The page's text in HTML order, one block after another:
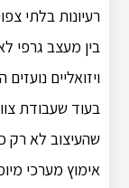
רעיונות בלתי
בין מעצב גרפי
ויזואליים
בעוד שעבודת
שהעיצוב לא רק
אימוץ מערכי